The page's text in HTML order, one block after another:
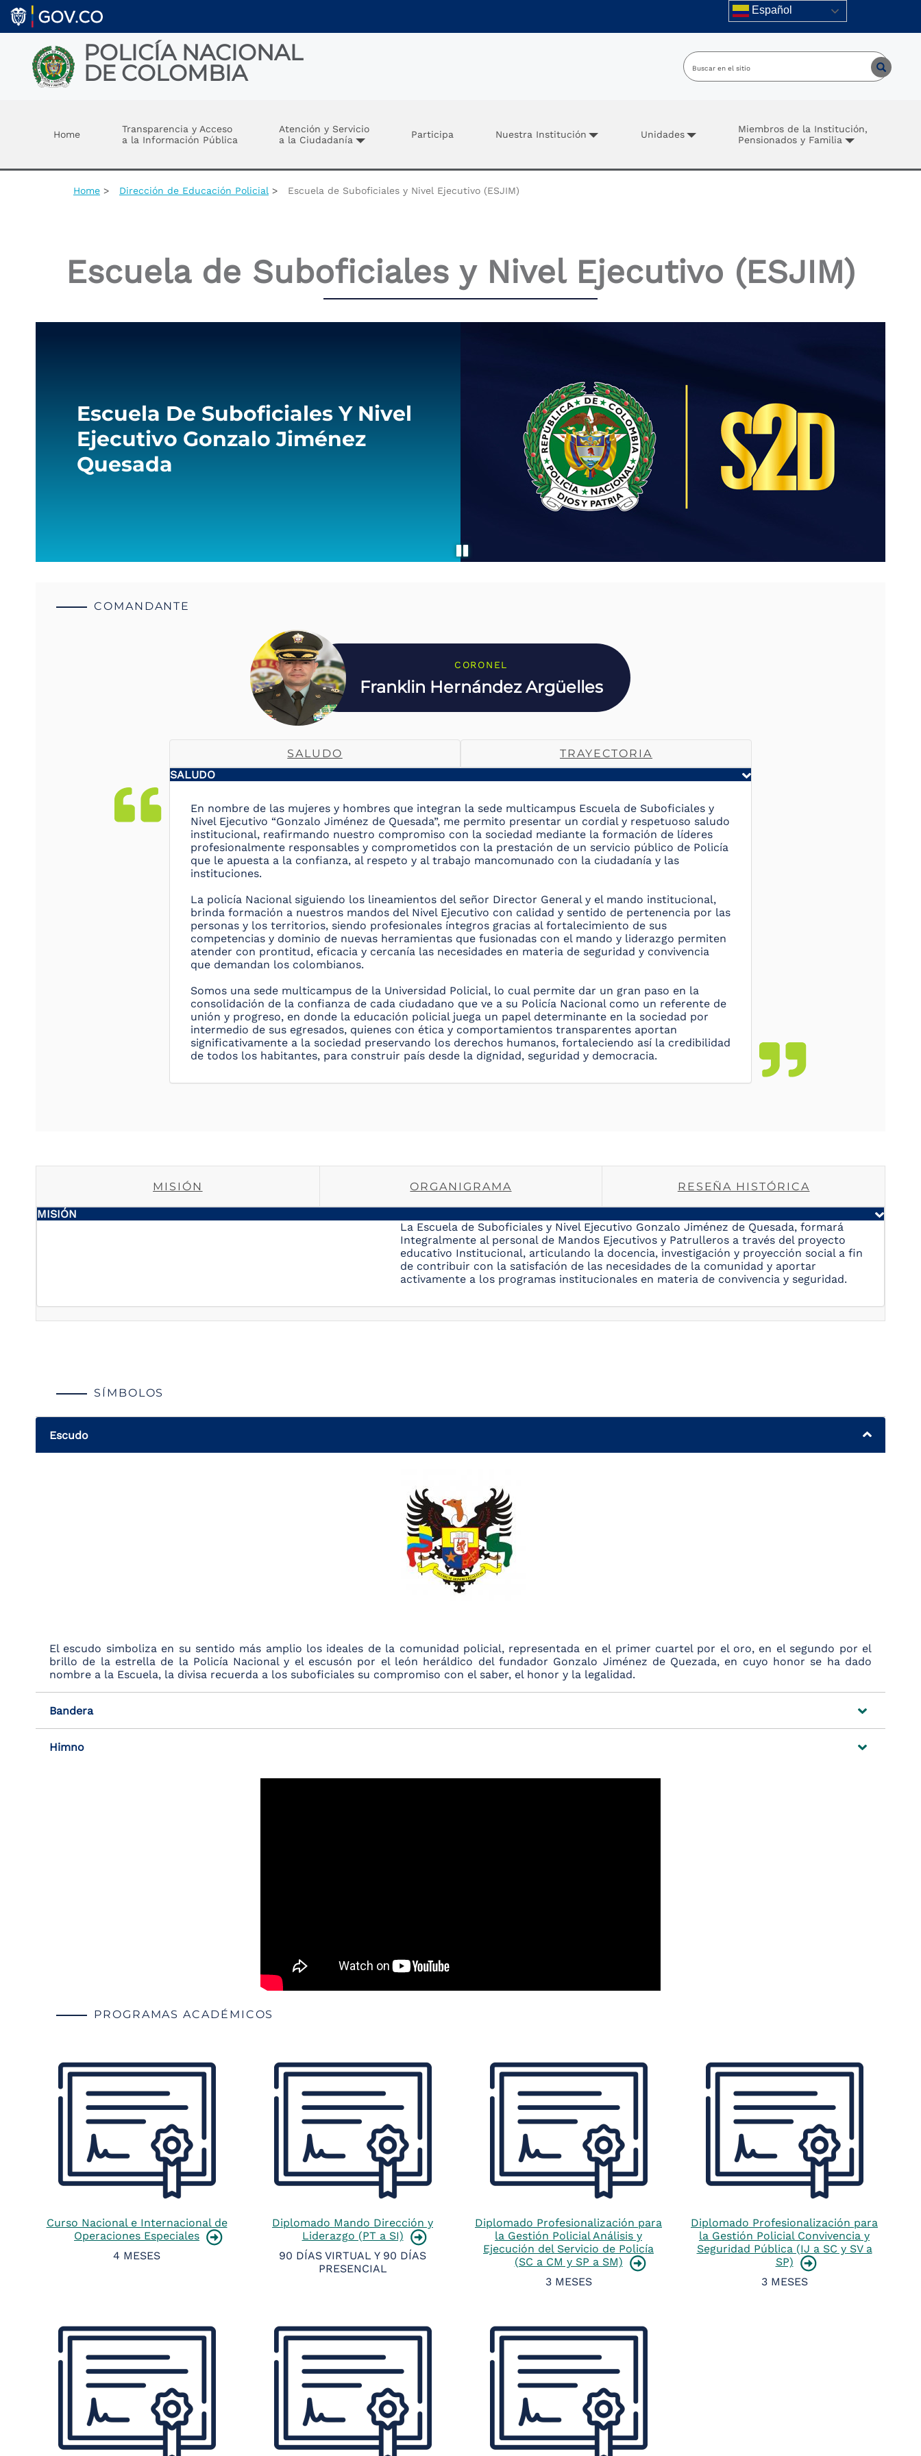
Skip to main content Español
POLICÍA NACIONAL
DE COLOMBIA
Home
Transparencia y Acceso
a la Información Pública
Atención y Servicio
a la Ciudadanía
Participa Nuestra Institución Unidades
Miembros de la Institución,
Pensionados y Familia
Home Dirección de Educación Policial Escuela de Suboficiales y Nivel Ejecutivo (ESJIM)
Escuela de Suboficiales y Nivel Ejecutivo (ESJIM)
Escuela De Suboficiales Y Nivel
Ejecutivo Gonzalo Jiménez
Quesada
COMANDANTE
CORONEL
Franklin Hernández Argüelles
SALUDO
TRAYECTORIA
SALUDO
En nombre de las mujeres y hombres que integran la sede multicampus Escuela de Suboficiales y
Nivel Ejecutivo “Gonzalo Jiménez de Quesada”, me permito presentar un cordial y respetuoso saludo
institucional, reafirmando nuestro compromiso con la sociedad mediante la formación de líderes
profesionalmente responsables y comprometidos con la prestación de un servicio público de Policía
que le apuesta a la confianza, al respeto y al trabajo mancomunado con la ciudadanía y las
instituciones.
La policía Nacional siguiendo los lineamientos del señor Director General y el mando institucional,
brinda formación a nuestros mandos del Nivel Ejecutivo con calidad y sentido de pertenencia por las
personas y los territorios, siendo profesionales íntegros gracias al fortalecimiento de sus
competencias y dominio de nuevas herramientas que fusionadas con el mando y liderazgo permiten
atender con prontitud, eficacia y cercanía las necesidades en materia de seguridad y convivencia
que demandan los colombianos.
Somos una sede multicampus de la Universidad Policial, lo cual permite dar un gran paso en la
consolidación de la confianza de cada ciudadano que ve a su Policía Nacional como un referente de
unión y progreso, en donde la educación policial juega un papel determinante en la sociedad por
intermedio de sus egresados, quienes con ética y comportamientos transparentes aportan
significativamente a la sociedad preservando los derechos humanos, fortaleciendo así la credibilidad
de todos los habitantes, para construir país desde la dignidad, seguridad y democracia.
MISIÓN ORGANIGRAMA RESEÑA HISTÓRICA
MISIÓN
La Escuela de Suboficiales y Nivel Ejecutivo Gonzalo Jiménez de Quesada, formará
Integralmente al personal de Mandos Ejecutivos y Patrulleros a través del proyecto
educativo Institucional, articulando la docencia, investigación y proyección social a fin
de contribuir con la satisfación de las necesidades de la comunidad y aportar
activamente a los programas institucionales en materia de convivencia y seguridad.
SÍMBOLOS
Escudo
El escudo simboliza en su sentido más amplio los ideales de la comunidad policial, representada en el primer cuartel por el oro, en el segundo por el
brillo de la estrella de la Policía Nacional y el escusón por el león heráldico del fundador Gonzalo Jiménez de Quezada, en cuyo honor se ha dado
nombre a la Escuela, la divisa recuerda a los suboficiales su compromiso con el saber, el honor y la legalidad.
Bandera
Himno
PROGRAMAS ACADÉMICOS
Curso Nacional e Internacional de
Operaciones Especiales
4 MESES
Diplomado Mando Dirección y
Liderazgo (PT a SI)
90 DÍAS VIRTUAL Y 90 DÍAS
PRESENCIAL
Diplomado Profesionalización para
la Gestión Policial Análisis y
Ejecución del Servicio de Policía
(SC a CM y SP a SM)
3 MESES
Diplomado Profesionalización para
la Gestión Policial Convivencia y
Seguridad Pública (IJ a SC y SV a
SP)
3 MESES